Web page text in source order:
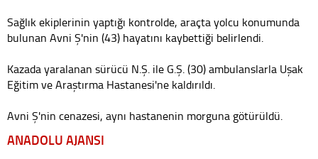
Sağlık ekiplerinin yaptığı kontrolde, araçta yolcu konumunda
bulunan Avni Ş'nin (43) hayatını kaybettiği belirlendi.
Kazada yaralanan sürücü N.Ş. ile G.Ş. (30) ambulanslarla Uşak
Eğitim ve Araştırma Hastanesi'ne kaldırıldı.
Avni Ş'nin cenazesi, aynı hastanenin morguna götürüldü.
ANADOLU AJANSI